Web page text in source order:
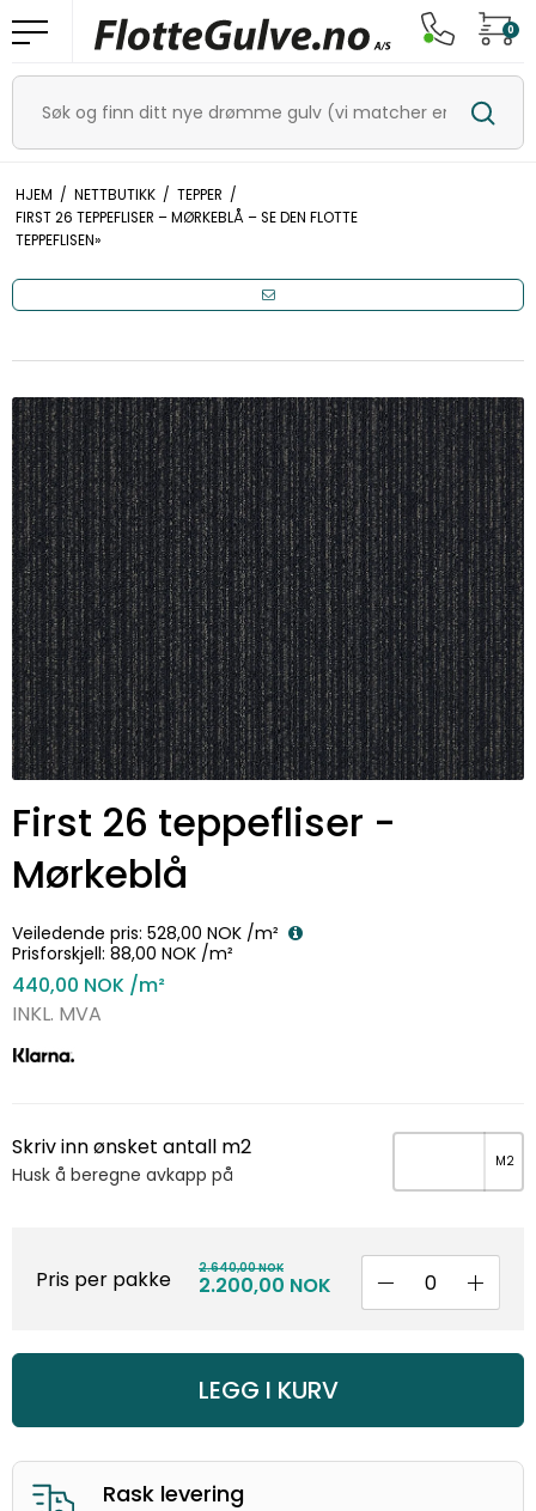
0
HJEM / NETTBUTIKK / TEPPER /
FIRST 26 TEPPEFLISER – MØRKEBLÅ – SE DEN FLOTTE
TEPPEFLISEN»
First 26 teppefliser -
Mørkeblå
Veiledende pris: 528,00 NOK /m²
Prisforskjell: 88,00 NOK /m²
440,00 NOK /m²
INKL. MVA
Skriv inn ønsket antall m2
Husk å beregne avkapp på
Pris per pakke 2.640,00 NOK
2.200,00 NOK
LEGG I KURV
God kunderservice